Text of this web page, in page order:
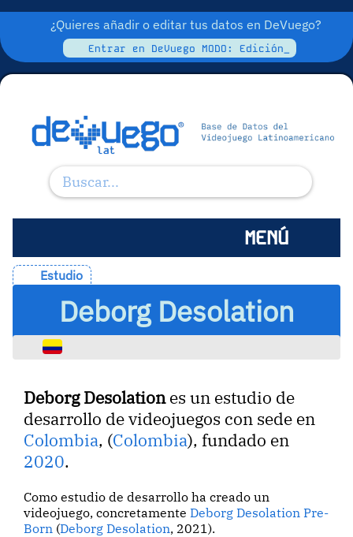
¿Quieres añadir o editar tus datos en DeVuego?
Entrar en DeVuego MODO: Edición_
MENÚ
Estudio
Deborg Desolation
Deborg Desolationes un estudio de
desarrollo de videojuegos con sede en
Colombia, (Colombia), fundado en
2020.
Como estudio de desarrollo ha creado un
videojuego, concretamenteDeborg Desolation Pre-
Born (Deborg Desolation, 2021).